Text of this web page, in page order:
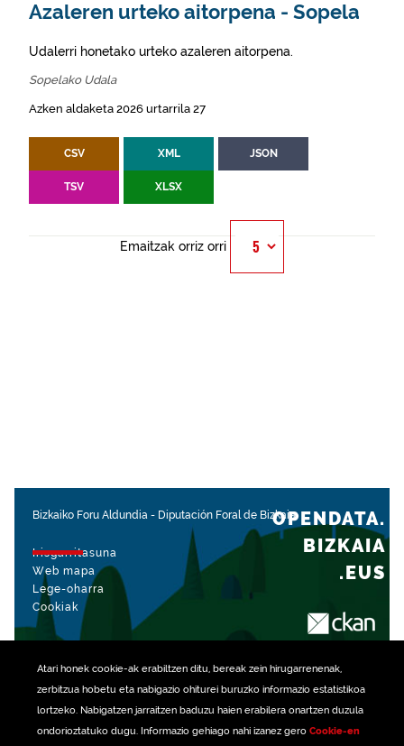
Atari honek cookie-ak erabiltzen ditu, bereak zein hirugarrenenak,
zerbitzua hobetu eta nabigazio ohiturei buruzko informazio estatistikoa
lortzeko. Nabigatzen jarraitzen baduzu haien erabilera onartzen duzula
ondorioztatuko dugu. Informazio gehiago nahi izanez gero Cookie-en
Azaleren urteko aitorpena - Sopela
Udalerri honetako urteko azaleren aitorpena.
Sopelako Udala
Azken aldaketa 2026 urtarrila 27
CSV XML JSON
TSV XLSX
Emaitzak orriz orri
Bizkaiko Foru Aldundia - Diputación Foral de Bizkaia
Irisgarritasuna
Web mapa
Lege-oharra
Cookiak
OPENDATA.
BIZKAIA
.EUS